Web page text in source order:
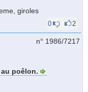
giroles
0 2
n° 1986/7217
poêlon.